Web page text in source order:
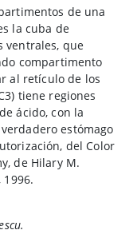
de una
la cuba de
ventrales, que
compartimento
al retículo de los
tiene regiones
ácido, con la
estómago
del Color
de Hilary M.
1996.